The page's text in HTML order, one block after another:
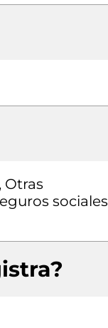
Otras
sociales